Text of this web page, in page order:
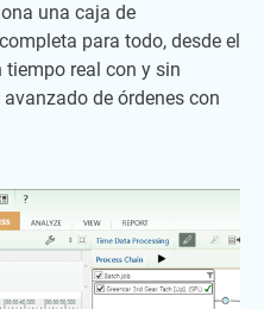
una caja de
para todo, desde el
tiempo real con y sin
de órdenes con